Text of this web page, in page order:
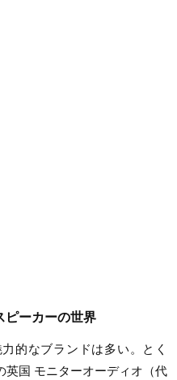
ピーカーの世界
的なブランドは多い。とく
英国 モニターオーディオ（代